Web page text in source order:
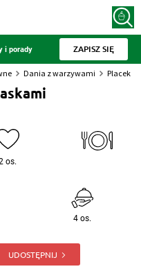
i porady ZAPISZ SIĘ
Dania z warzywami Placek
os.
4 os.
UDOSTĘPNIJ